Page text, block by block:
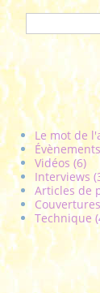
Le mot de
Vidéos (6)
Interviews
Articles de
Technique